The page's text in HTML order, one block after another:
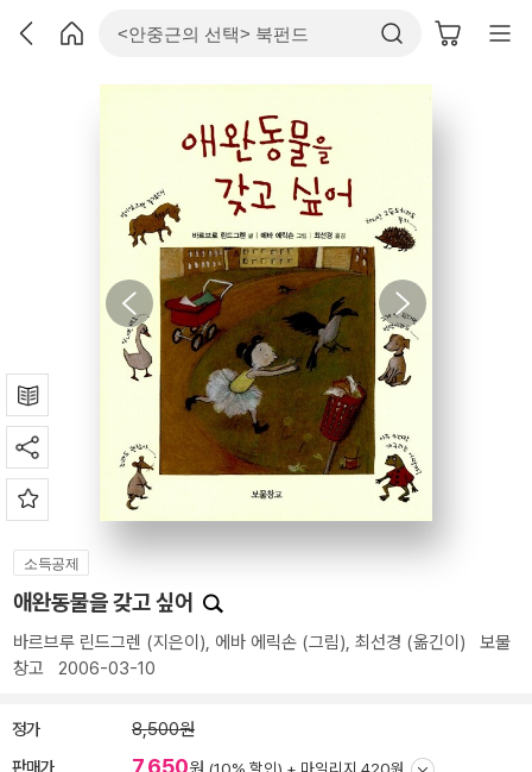
소득공제
애완동물을 갖고 싶어
바르브루 린드그렌 (지은이), 에바 에릭손 (그림), 최선경 (옮긴이) 보물
창고 2006-03-10
정가 8,500원
판매가 7,650